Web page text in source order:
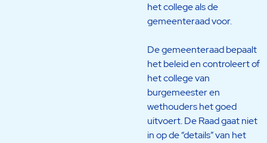
het college als de
gemeenteraad voor.
De gemeenteraad bepaalt
het beleid en controleert of
het college van
burgemeester en
wethouders het goed
uitvoert. De Raad gaat niet
in op de “details” van het